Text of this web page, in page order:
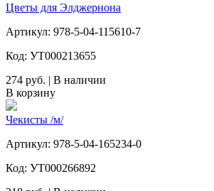
Цветы для Элджернона
Артикул: 978-5-04-115610-7
Код: УТ000213655
274 руб. | В наличии
В корзину
Чекисты /м/
Артикул: 978-5-04-165234-0
Код: УТ000266892